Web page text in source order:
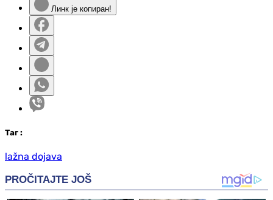
Линк је копиран!
Таг :
lažna dojava